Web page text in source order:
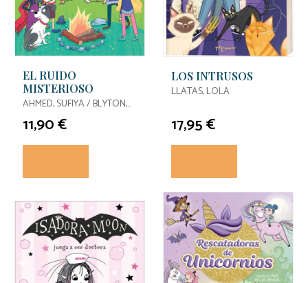
EL RUIDO
MISTERIOSO
AHMED, SUFIYA / BLYTON,
ENID / BLYTON, ENID
11,90 €
LOS INTRUSOS
LLATAS, LOLA
17,95 €